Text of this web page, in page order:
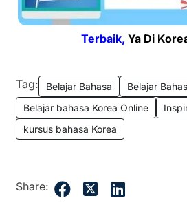
Terbaik, Ya Di
Tag: Belajar Bahasa
Belajar
Belajar bahasa Korea Online
kursus bahasa Korea
Share: